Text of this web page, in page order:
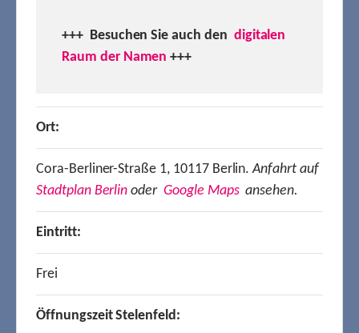
+++ Besuchen Sie auch den digitalen
Raum der Namen +++
Ort:
Cora-Berliner-Straße 1, 10117 Berlin.Anfahrt auf
Stadtplan Berlin oder Google Mapsansehen.
Eintritt:
Frei
Öffnungszeit Stelenfeld: